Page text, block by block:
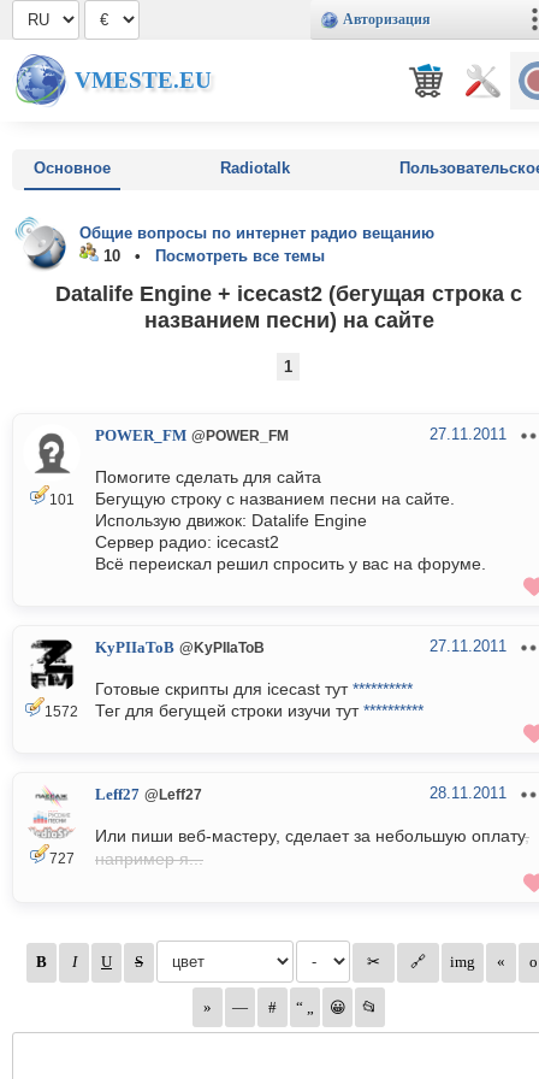
Авторизация
VMESTE.EU
Основное Radiotalk
Общие вопросы по интернет радио вещанию
10 •
Посмотреть все темы
Datalife Engine + icecast2 (бегущая строка с
названием песни) на сайте
1
101
POWER_FM @POWER_FM 27.11.2011
Помогите сделать для сайта
Бегущую строку с названием песни на сайте.
Использую движок: Datalife Engine
Сервер радио: icecast2
Всё переискал решил спросить у вас на форуме.
1572
KyPIIaToB @KyPIIaToB 27.11.2011
Готовые скрипты для icecast тут**********
Тег для бегущей строки изучи тут**********
727
Leff27 @Leff27 28.11.2011
Или пиши веб-мастеру, сделает за небольшую оплату,
например я...